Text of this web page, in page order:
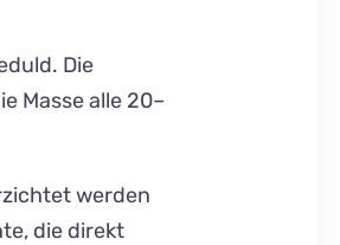
Die
Masse alle 20–
werden
die direkt